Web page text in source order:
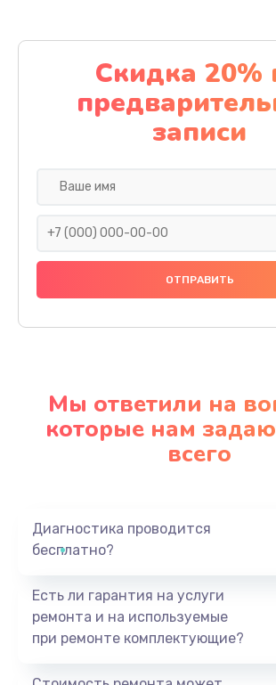
Скидка 20%
записи
Мы ответили на
которые нам
всего
Диагностика проводится
бесплатно?
Есть ли гарантия на услуги
ремонта и на используемые
при ремонте комплектующие?